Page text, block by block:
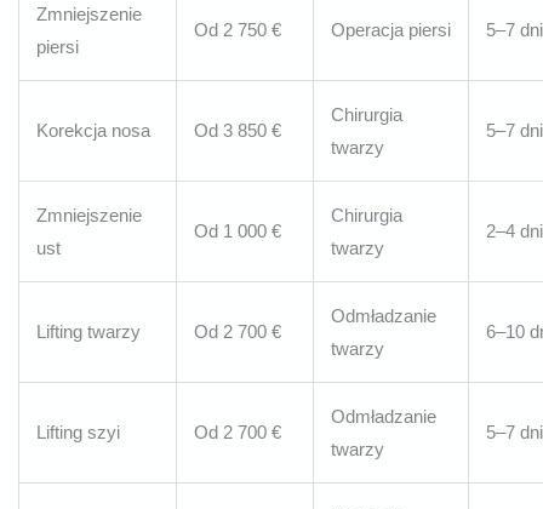
Zmniejszenie
piersi
Od 2 750 € Operacja piersi 5–7 dni
Korekcja nosa Od 3 850 €
Chirurgia
twarzy
5–7 dni
Zmniejszenie
ust
Od 1 000 €
Chirurgia
twarzy
2–4 dni
Lifting twarzy Od 2 700 €
Odmładzanie
twarzy
6–10
Lifting szyi Od 2 700 €
Odmładzanie
twarzy
5–7 dni